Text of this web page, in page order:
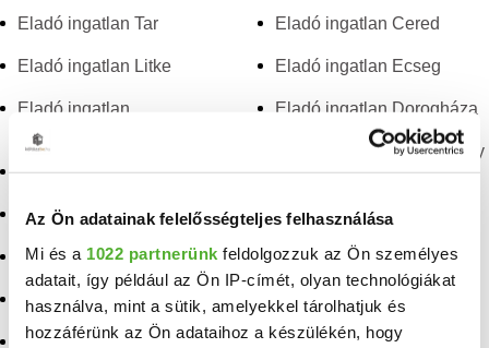
Az Ön adatainak felelősségteljes felhasználása
Mi és a 1022 partnerünk feldolgozzuk az Ön személyes
adatait, így például az Ön IP-címét, olyan technológiákat
használva, mint a sütik, amelyekkel tárolhatjuk és
hozzáférünk az Ön adataihoz a készülékén, hogy
Eladó ingatlan Tar
Eladó ingatlan Litke
Eladó ingatlan
Magyarnándor
Eladó ingatlan Diósjenő
Eladó ingatlan Szirák
Eladó ingatlan Kétbodony
Eladó ingatlan Szügy
Eladó ingatlan
Eladó ingatlan Cered
Eladó ingatlan Ecseg
Eladó ingatlan Dorogháza
Eladó ingatlan Szendehely
Mátraterenye
Eladó ingatlan
Cserhátsurány